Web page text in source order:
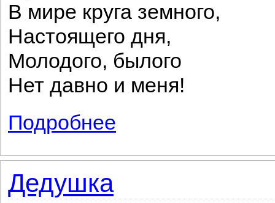
В мире круга земного,
Настоящего дня,
Молодого, былого
Нет давно и меня!
Подробнее
Дедушка